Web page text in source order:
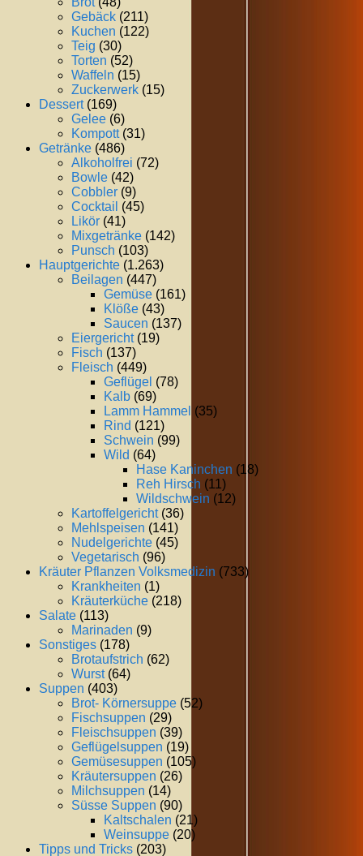
Gebäck (211)
Kuchen (122)
Teig (30)
Torten (52)
Waffeln (15)
Zuckerwerk (15)
Dessert(169)
Gelee (6)
Kompott(31)
Getränke (486)
Alkoholfrei (72)
Bowle (42)
Cobbler (9)
Cocktail (45)
Likör (41)
Mixgetränke (142)
Punsch (103)
Hauptgerichte (1.263)
Beilagen (447)
Gemüse (161)
Klöße (43)
Saucen (137)
Eiergericht(19)
Fisch (137)
Fleisch (449)
Geflügel (78)
Kalb (69)
Lamm Hammel (35)
Rind (121)
Schwein (99)
Wild (64)
Hase Kaninchen (18)
Reh Hirsch (11)
Wildschwein (12)
Kartoffelgericht(36)
Mehlspeisen (141)
Nudelgerichte (45)
Vegetarisch (96)
Kräuter Pflanzen Volksmedizin (733)
Krankheiten (1)
Kräuterküche (218)
Salate (113)
Marinaden (9)
Sonstiges (178)
Brotaufstrich (62)
Wurst(64)
Suppen (403)
Brot- Körnersuppe (52)
Fischsuppen (29)
Fleischsuppen (39)
Geflügelsuppen (19)
Gemüsesuppen (105)
Kräutersuppen (26)
Milchsuppen (14)
Süsse Suppen (90)
Kaltschalen (21)
Weinsuppe (20)
Tipps und Tricks (203)